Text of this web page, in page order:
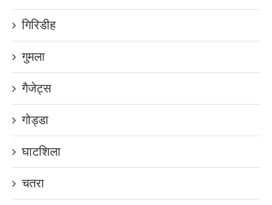
गिरिडीह
गुमला
गैजेट्स
गोड्डा
घाटशिला
चतरा